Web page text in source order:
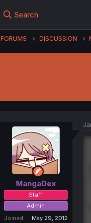
Search
FORUMS DISCUSSION
MangaDex
Staff
Admin
Joined
May 29, 2012